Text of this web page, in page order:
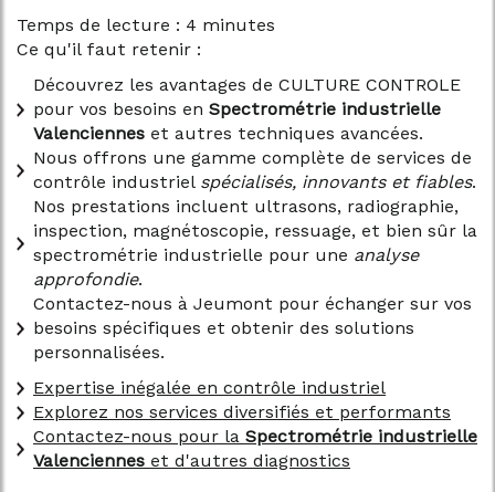
Temps de lecture : 4 minutes
Ce qu'il faut retenir :
Découvrez les avantages de CULTURE CONTROLE
pour vos besoins en Spectrométrie industrielle
Valenciennes et autres techniques avancées.
Nous offrons une gamme complète de services de
contrôle industriel spécialisés, innovants et fiables.
Nos prestations incluent ultrasons, radiographie,
inspection, magnétoscopie, ressuage, et bien sûr la
spectrométrie industrielle pour une analyse
approfondie.
Contactez-nous à Jeumont pour échanger sur vos
besoins spécifiques et obtenir des solutions
personnalisées.
Expertise inégalée en contrôle industriel
Explorez nos services diversifiés et performants
Contactez-nous pour la Spectrométrie industrielle
Valenciennes et d'autres diagnostics